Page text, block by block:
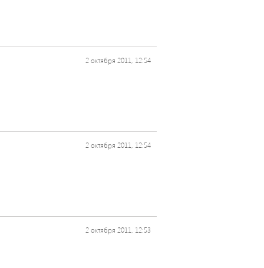
2 октября 2011, 12:54
2 октября 2011, 12:54
2 октября 2011, 12:53